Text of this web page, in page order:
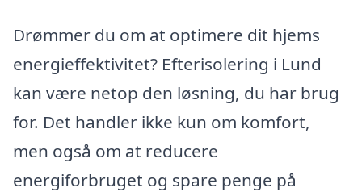
Drømmer du om at optimere dit hjems
energieffektivitet? Efterisolering i Lund
kan være netop den løsning, du har brug
for. Det handler ikke kun om komfort,
men også om at reducere
energiforbruget og spare penge på